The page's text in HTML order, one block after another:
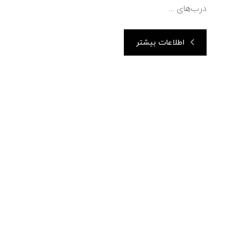
درب‌های ...
اطلاعات بیشتر